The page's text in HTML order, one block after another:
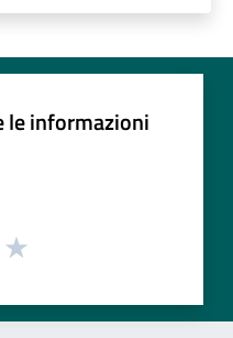
le informazioni